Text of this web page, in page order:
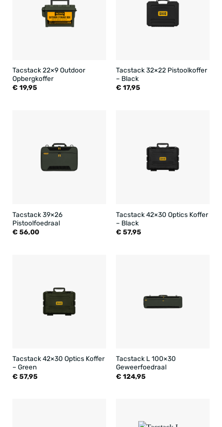
Tacstack 22×9 Outdoor
Opbergkoffer
€ 19,95
Tacstack 32×22 Pistoolkoffer
– Black
€ 17,95
Tacstack 39×26
Pistoolfoedraal
€ 56,00
Tacstack 42×30 Optics Koffer
– Black
€ 57,95
Tacstack 42×30 Optics Koffer
– Green
€ 57,95
Tacstack L 100×30
Geweerfoedraal
€ 124,95